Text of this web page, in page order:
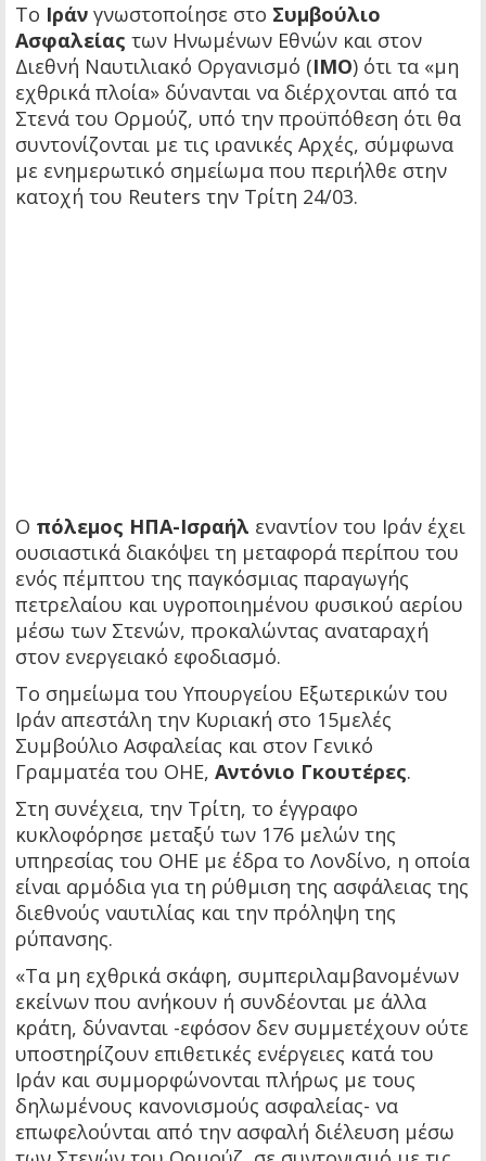
Το Ιράν γνωστοποίησε στο Συμβούλιο
Ασφαλείας των Ηνωμένων Εθνών και στον
Διεθνή Ναυτιλιακό Οργανισμό (IMO) ότι τα «μη
εχθρικά πλοία» δύνανται να διέρχονται από τα
Στενά του Ορμούζ, υπό την προϋπόθεση ότι θα
συντονίζονται με τις ιρανικές Αρχές, σύμφωνα
με ενημερωτικό σημείωμα που περιήλθε στην
κατοχή του Reuters την Τρίτη 24/03.
Ο πόλεμος ΗΠΑ-Ισραήλ εναντίον του Ιράν έχει
ουσιαστικά διακόψει τη μεταφορά περίπου του
ενός πέμπτου της παγκόσμιας παραγωγής
πετρελαίου και υγροποιημένου φυσικού αερίου
μέσω των Στενών, προκαλώντας αναταραχή
στον ενεργειακό εφοδιασμό.
Το σημείωμα του Υπουργείου Εξωτερικών του
Ιράν απεστάλη την Κυριακή στο 15μελές
Συμβούλιο Ασφαλείας και στον Γενικό
Γραμματέα του ΟΗΕ, Αντόνιο Γκουτέρες.
Στη συνέχεια, την Τρίτη, το έγγραφο
κυκλοφόρησε μεταξύ των 176 μελών της
υπηρεσίας του ΟΗΕ με έδρα το Λονδίνο, η οποία
είναι αρμόδια για τη ρύθμιση της ασφάλειας της
διεθνούς ναυτιλίας και την πρόληψη της
ρύπανσης.
«Τα μη εχθρικά σκάφη, συμπεριλαμβανομένων
εκείνων που ανήκουν ή συνδέονται με άλλα
κράτη, δύνανται -εφόσον δεν συμμετέχουν ούτε
υποστηρίζουν επιθετικές ενέργειες κατά του
Ιράν και συμμορφώνονται πλήρως με τους
δηλωμένους κανονισμούς ασφαλείας- να
επωφελούνται από την ασφαλή διέλευση μέσω